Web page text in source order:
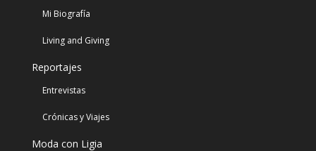
Mi Biografía
Living and Giving
Reportajes
Entrevistas
Crónicas y Viajes
Moda con Ligia